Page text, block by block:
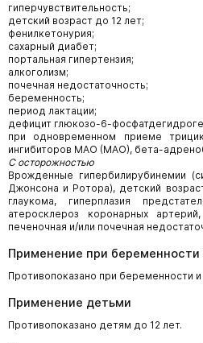
гиперчувствительность;
детский возраст до 12 лет;
фенилкетонурия;
сахарный диабет;
портальная гипертензия;
алкоголизм;
почечная недостаточность;
беременность;
период лактации;
дефицит глюкозо-6-
при одновременном приеме
ингибиторов МАО (МАО), бета-
С осторожностью
Врожденные гипербилирубинемии
Джонсона и Ротора), детский
глаукома, гиперплазия
атеросклероз коронарных
печеночная и/или почечная
Применение при
Противопоказано при беременности и
Применение детьми
Противопоказано детям до 12 лет.